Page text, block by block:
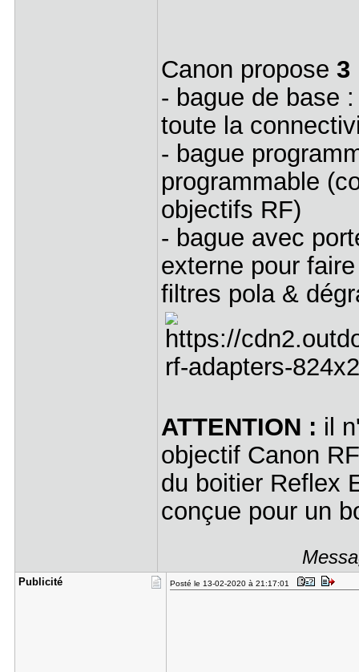
Canon propose 3
- bague de base
toute la
- bague
programmable
objectifs RF)
- bague avec
externe pour
filtres pola &
ATTENTION : il
objectif Canon
du boitier Reflex
conçue pour un
Publicité Posté le 13-02-2020 à 21:17:01